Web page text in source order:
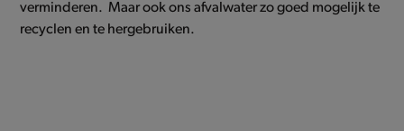
verminderen. Maar ook ons afvalwater zo goed mogelijk te
recyclen en te hergebruiken.